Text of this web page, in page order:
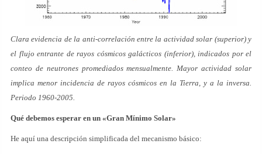
Clara evidencia de la anti-correlación entre la actividad solar (superior) y
el flujo entrante de rayos cósmicos galácticos (inferior), indicados por el
conteo de neutrones promediados mensualmente. Mayor actividad solar
implica menor incidencia de rayos cósmicos en la Tierra, y a la inversa.
Periodo 1960-2005.
Qué debemos esperar en un «Gran Mínimo Solar»
He aquí una descripción simplificada del mecanismo básico: